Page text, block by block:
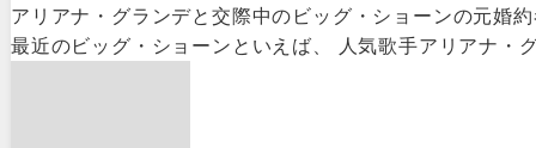
アリアナ・グランデと交際中のビッグ・ショーンの元婚
最近のビッグ・ショーンといえば、 人気歌手アリアナ・